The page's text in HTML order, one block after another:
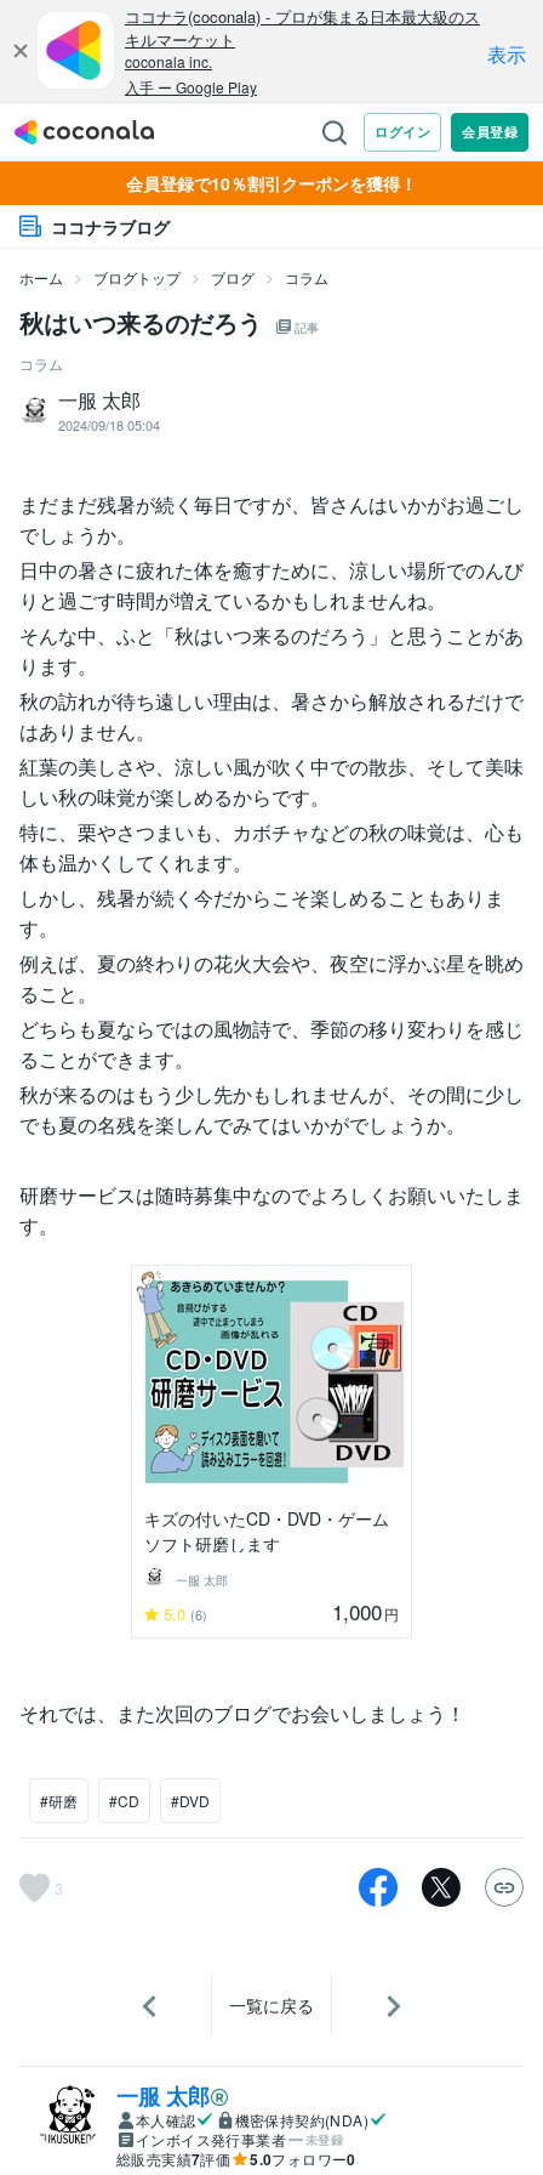
会員登録で10％割引クーポンを獲得！
ココナラブログ
ホーム ブログトップ ブログ コラム
秋はいつ来るのだろう 記事
コラム
一服 太郎
2024/09/18 05:04
まだまだ残暑が続く毎日ですが、皆さんはいかがお過ごし
でしょうか。
日中の暑さに疲れた体を癒すために、涼しい場所でのんび
りと過ごす時間が増えているかもしれませんね。
そんな中、ふと「秋はいつ来るのだろう」と思うことがあ
ります。
秋の訪れが待ち遠しい理由は、暑さから解放されるだけで
はありません。
紅葉の美しさや、涼しい風が吹く中での散歩、そして美味
しい秋の味覚が楽しめるからです。
特に、栗やさつまいも、カボチャなどの秋の味覚は、心も
体も温かくしてくれます。
しかし、残暑が続く今だからこそ楽しめることもありま
す。
例えば、夏の終わりの花火大会や、夜空に浮かぶ星を眺め
ること。
どちらも夏ならではの風物詩で、季節の移り変わりを感じ
ることができます。
秋が来るのはもう少し先かもしれませんが、その間に少し
でも夏の名残を楽しんでみてはいかがでしょうか。
研磨サービスは随時募集中なのでよろしくお願いいたしま
す。
キズの付いたCD・DVD・ゲーム
ソフト研磨します
一服 太郎
5.0 (6) 1,000円
それでは、また次回のブログでお会いしましょう！
#研磨 #CD #DVD
3
一覧に戻る
一服 太郎
本人確認
機密保持契約(NDA)
インボイス発行事業者
未登録
総販売実績7評価 5.0フォロワー0